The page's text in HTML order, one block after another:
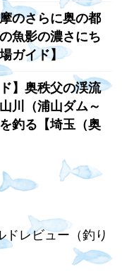
のさらに奥の都
魚影の濃さにち
ガイド】
】奥秩父の渓流
川（浦山ダム～
釣る【埼玉（奥
レビュー（釣り